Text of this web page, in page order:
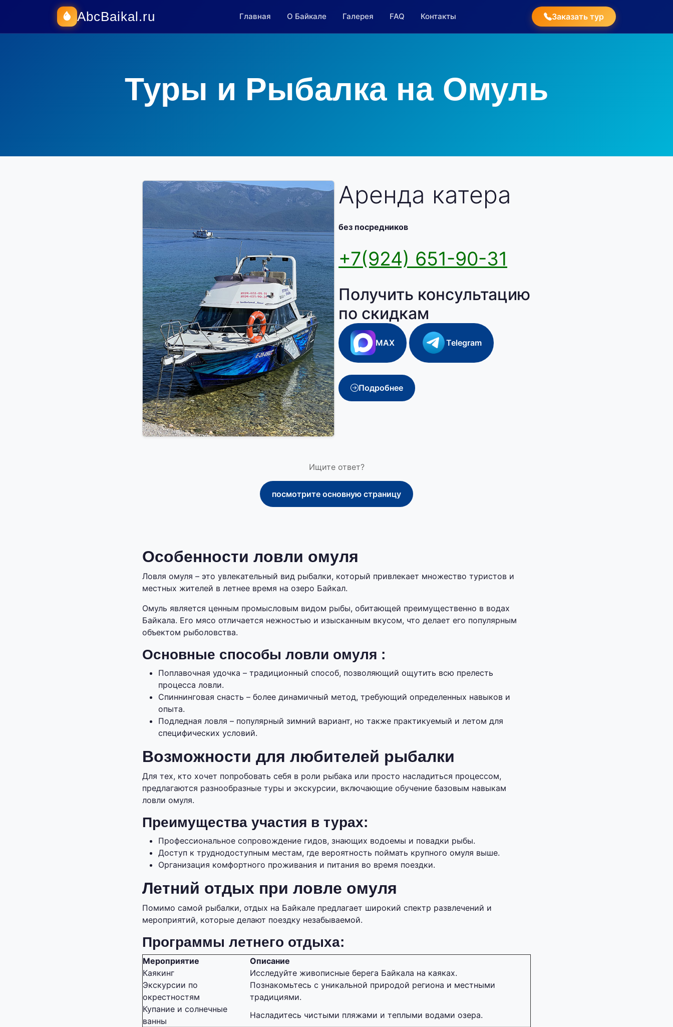
AbcBaikal.ru Главная О Байкале Галерея FAQ Контакты Заказать тур
Туры и Рыбалка на Омуль
Аренда катера
без посредников
+7(924) 651-90-31
Получить консультацию
по скидкам
MAX Telegram
Подробнее
Ищите ответ?
посмотрите основную страницу
Особенности ловли омуля
Ловля омуля – это увлекательный вид рыбалки, который привлекает множество туристов и
местных жителей в летнее время на озеро Байкал.
Омуль является ценным промысловым видом рыбы, обитающей преимущественно в водах
Байкала. Его мясо отличается нежностью и изысканным вкусом, что делает его популярным
объектом рыболовства.
Основные способы ловли омуля :
Поплавочная удочка – традиционный способ, позволяющий ощутить всю прелесть
процесса ловли.
Спиннинговая снасть – более динамичный метод, требующий определенных навыков и
опыта.
Подледная ловля – популярный зимний вариант, но также практикуемый и летом для
специфических условий.
Возможности для любителей рыбалки
Для тех, кто хочет попробовать себя в роли рыбака или просто насладиться процессом,
предлагаются разнообразные туры и экскурсии, включающие обучение базовым навыкам
ловли омуля.
Преимущества участия в турах:
Профессиональное сопровождение гидов, знающих водоемы и повадки рыбы.
Доступ к труднодоступным местам, где вероятность поймать крупного омуля выше.
Организация комфортного проживания и питания во время поездки.
Летний отдых при ловле омуля
Помимо самой рыбалки, отдых на Байкале предлагает широкий спектр развлечений и
мероприятий, которые делают поездку незабываемой.
Программы летнего отдыха:
Мероприятие
Описание
Каякинг
Исследуйте живописные берега Байкала на каяках.
Экскурсии по
окрестностям
Познакомьтесь с уникальной природой региона и местными
традициями.
Купание и солнечные
ванны
Насладитесь чистыми пляжами и теплыми водами озера.